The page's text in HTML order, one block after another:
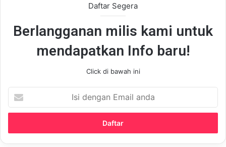
Daftar Segera
Berlangganan milis kami untuk
mendapatkan Info baru!
Click di bawah ini
dengan
Email